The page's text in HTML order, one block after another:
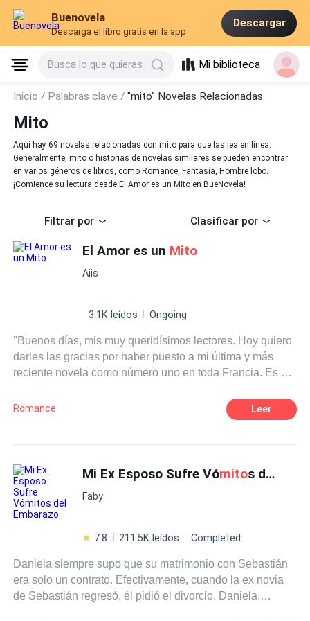
Buenovela
Descarga el libro gratis en la app
Descargar
Busca lo que quieras Mi biblioteca
Inicio / Palabras clave /"mito" Novelas Relacionadas
Mito
Aquí hay 69 novelas relacionadas con mito para que las lea en línea.
Generalmente, mito o historias de novelas similares se pueden encontrar
en varios géneros de libros, como Romance, Fantasía, Hombre lobo.
¡Comience su lectura desde El Amor es un Mito en BueNovela!
Filtrar por Clasificar por
El Amor es un Mito
Aiis
3.1K leídos Ongoing
''Buenos días, mis muy queridísimos lectores. Hoy quiero
darles las gracias por haber puesto a mi última y más
reciente novela como número uno en toda Francia. Es un
sientan identificadas. Ya mismo estoy pensando en mi
próximo libro, tengo un título y estará ambientada en la
mis temas predilectos son sobre el desamor y sus
trágicos finales? Pues, me he propuesto demostrar que,
detrás de todo el teatro del romance, se encuentra una
cruda realidad que las personas no quieren aceptar o se
niegan a verlo. Y eso es porque… El amor es un
Romance Leer
Mi Ex Esposo Sufre Vómitos del Embarazo
Faby
7.8 211.5K leídos Completed
Daniela siempre supo que su matrimonio con Sebastián
era solo un contrato. Efectivamente, cuando la ex novia
de Sebastián regresó, él pidió el divorcio. Daniela,